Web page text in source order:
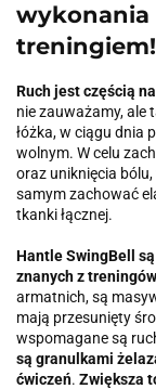
wykonania
treningiem!
Ruch jest częścią
nie zauważamy, ale
łóżka, w ciągu dnia
wolnym. W celu
oraz uniknięcia
samym zachować
tkanki łącznej.
Hantle SwingBell
znanych z
armatnich, są
mają przesunięty
wspomagane są
są granulkami
ćwiczeń. Zwiększa